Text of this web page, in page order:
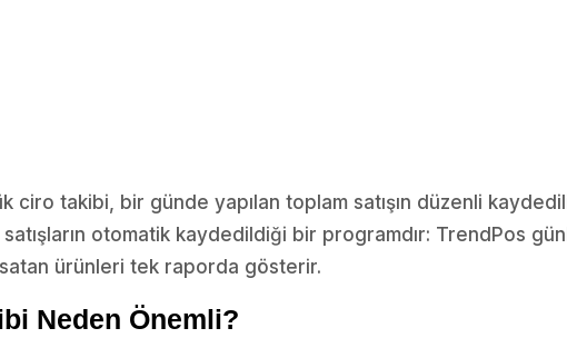
ciro takibi, bir günde yapılan toplam satışın düzenli
satışların otomatik kaydedildiği bir programdır: TrendPos
satan ürünleri tek raporda gösterir.
Neden Önemli?